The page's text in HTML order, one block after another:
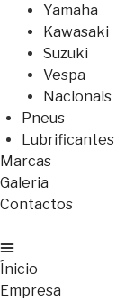
Yamaha
Kawasaki
Suzuki
Vespa
Nacionais
Pneus
Lubrificantes
Marcas
Galeria
Contactos
Ínicio
Empresa